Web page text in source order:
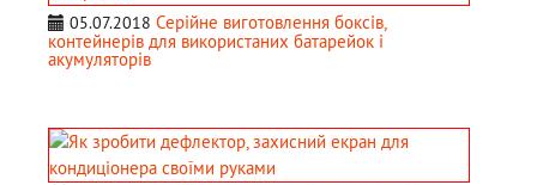
05.07.2018 Серійне виготовлення боксів,
контейнерів для використаних батарейок і
акумуляторів